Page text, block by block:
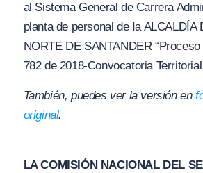
al Sistema General de Carrera
planta de personal de Ia ALCALDÍA
NORTE DE SANTANDER
782 de 2018-Convocatoria Territorial
También, puedes ver la versión en
original.
LA COMISIÓN NACIONAL DEL